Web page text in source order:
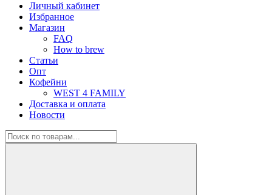
Личный кабинет
Избранное
Магазин
FAQ
How to brew
Статьи
Опт
Кофейни
WEST 4 FAMILY
Доставка и оплата
Новости